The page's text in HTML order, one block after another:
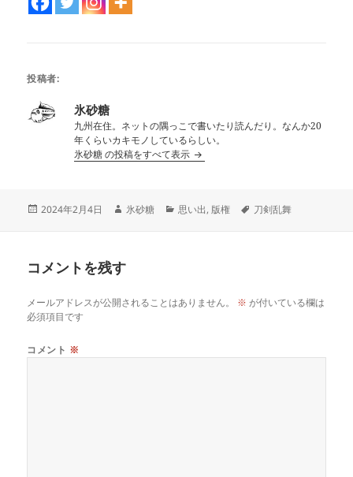
投稿者:
氷砂糖
九州在住。ネットの隅っこで書いたり読んだり。なんか20
年くらいカキモノしているらしい。
氷砂糖 の投稿をすべて表示
投
2024年2月4日
作
氷砂糖
カ
思い出, 版権
タ
刀剣乱舞
コメントを残す
メールアドレスが公開されることはありません。 ※ が付いている欄は
必須項目です
コメント ※